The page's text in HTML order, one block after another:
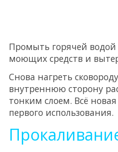
Промыть горячей водой
моющих средств и
Снова нагреть
внутреннюю сторону
тонким слоем. Всё
первого использования.